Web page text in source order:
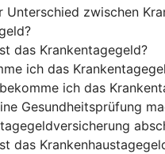
Unterschied zwischen
das Krankentagegeld?
ich das
ich das
Gesundheitsprüfung
das